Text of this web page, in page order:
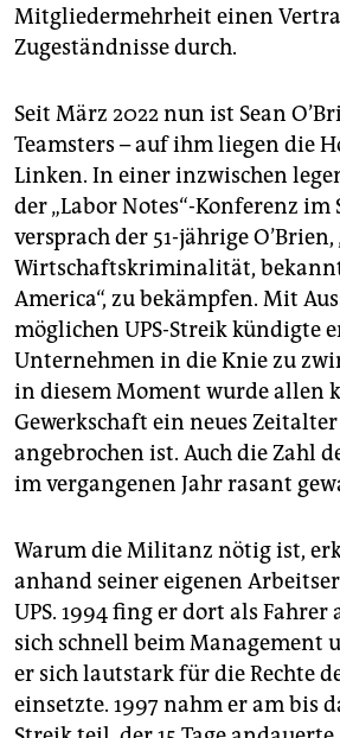
Mitgliedermehrheit einen
Zugeständnisse durch.
Seit März 2022 nun ist Sean
Teamsters – auf ihm liegen die
Linken. In einer inzwischen
der „Labor Notes“-Konferenz im
versprach der 51-jährige
Wirtschaftskriminalität,
America“, zu bekämpfen. Mit
möglichen UPS-Streik kündigte
Unternehmen in die Knie zu
in diesem Moment wurde allen
Gewerkschaft ein neues
angebrochen ist. Auch die Zahl
im vergangenen Jahr rasant
Warum die Militanz nötig ist,
anhand seiner eigenen
UPS. 1994 fing er dort als
sich schnell beim Management
er sich lautstark für die Rechte
einsetzte. 1997 nahm er am bis